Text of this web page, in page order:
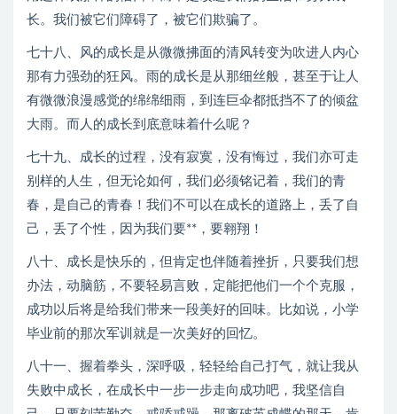
长。我们被它们障碍了，被它们欺骗了。
七十八、风的成长是从微微拂面的清风转变为吹进人内心
那有力强劲的狂风。雨的成长是从那细丝般，甚至于让人
有微微浪漫感觉的绵绵细雨，到连巨伞都抵挡不了的倾盆
大雨。而人的成长到底意味着什么呢？
七十九、成长的过程，没有寂寞，没有悔过，我们亦可走
别样的人生，但无论如何，我们必须铭记着，我们的青
春，是自己的青春！我们不可以在成长的道路上，丢了自
己，丢了个性，因为我们要**，要翱翔！
八十、成长是快乐的，但肯定也伴随着挫折，只要我们想
办法，动脑筋，不要轻易言败，定能把他们一个个克服，
成功以后将是给我们带来一段美好的回味。比如说，小学
毕业前的那次军训就是一次美好的回忆。
八十一、握着拳头，深呼吸，轻轻给自己打气，就让我从
失败中成长，在成长中一步一步走向成功吧，我坚信自